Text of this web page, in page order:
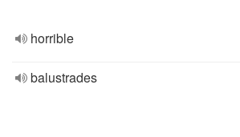
horrible
balustrades